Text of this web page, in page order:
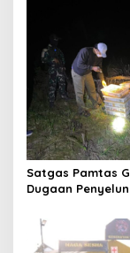
t
i
o
n
Satgas Pamtas
Dugaan
Malaysia